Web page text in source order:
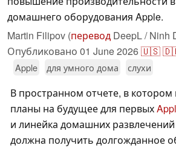
домашнего оборудования Apple.
Martin Filipov (перевод DeepL / Ninh
Опубликовано 01 June 2026🇺🇸
Apple для умного дома слухи
В пространном отчете, в
планы на будущее для первых
и линейка домашних
должна получить долгожданное